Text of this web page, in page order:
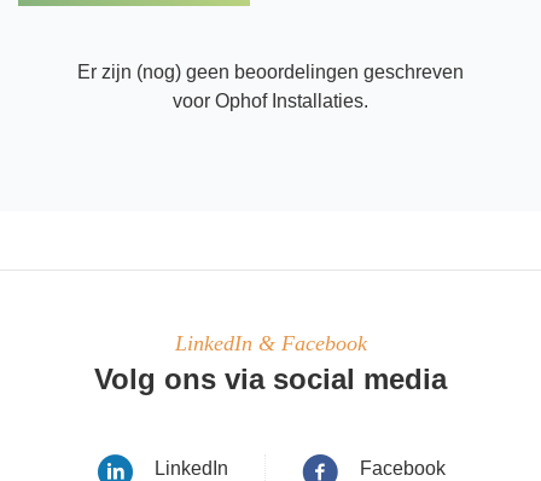
Er zijn (nog) geen beoordelingen geschreven
voor Ophof Installaties.
LinkedIn & Facebook
Volg ons via social media
LinkedIn Facebook